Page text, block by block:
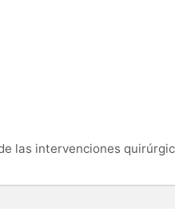
las intervenciones